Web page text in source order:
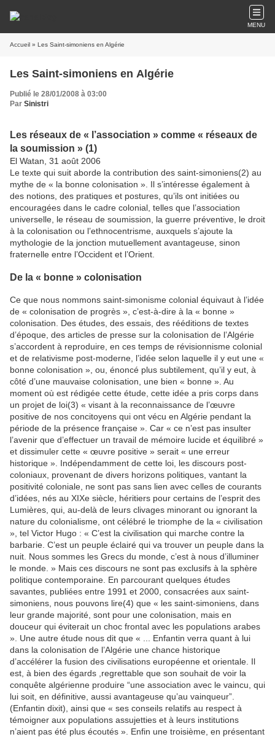
MENU
Accueil » Les Saint-simoniens en Algérie
Les Saint-simoniens en Algérie
Publié le 28/01/2008 à 03:00
Par Sinistri
Les réseaux de « l’association » comme « réseaux de
la soumission » (1)
El Watan, 31 août 2006
Le texte qui suit aborde la contribution des saint-simoniens(2) au
mythe de « la bonne colonisation ». Il s’intéresse également à
des notions, des pratiques et postures, qu’ils ont initiées ou
encouragées dans le cadre colonial, telles que l’association
universelle, le réseau de soumission, la guerre préventive, le droit
à la colonisation ou l’ethnocentrisme, auxquels s’ajoute la
mythologie de la jonction mutuellement avantageuse, sinon
fraternelle entre l’Occident et l’Orient.
De la « bonne » colonisation
Ce que nous nommons saint-simonisme colonial équivaut à l’idée
de « colonisation de progrès », c’est-à-dire à la « bonne »
colonisation. Des études, des essais, des rééditions de textes
d’époque, des articles de presse sur la colonisation de l’Algérie
s’accordent à reproduire, en ces temps de révisionnisme colonial
et de relativisme post-moderne, l’idée selon laquelle il y eut une «
bonne colonisation », ou, énoncé plus subtilement, qu’il y eut, à
côté d’une mauvaise colonisation, une bien « bonne ». Au
moment où est rédigée cette étude, cette idée a pris corps dans
un projet de loi(3) « visant à la reconnaissance de l’œuvre
positive de nos concitoyens qui ont vécu en Algérie pendant la
période de la présence française ». Car « ce n’est pas insulter
l’avenir que d’effectuer un travail de mémoire lucide et équilibré »
et dissimuler cette « œuvre positive » serait « une erreur
historique ». Indépendamment de cette loi, les discours post-
coloniaux, provenant de divers horizons politiques, vantant la
positivité coloniale, ne sont pas sans lien avec celles de courants
d’idées, nés au XIXe siècle, héritiers pour certains de l’esprit des
Lumières, qui, au-delà de leurs clivages minorant ou ignorant la
nature du colonialisme, ont célébré le triomphe de la « civilisation
», tel Victor Hugo : « C’est la civilisation qui marche contre la
barbarie. C’est un peuple éclairé qui va trouver un peuple dans la
nuit. Nous sommes les Grecs du monde, c’est à nous d’illuminer
le monde. » Mais ces discours ne sont pas exclusifs à la sphère
politique contemporaine. En parcourant quelques études
savantes, publiées entre 1991 et 2000, consacrées aux saint-
simoniens, nous pouvons lire(4) que « les saint-simoniens, dans
leur grande majorité, sont pour une colonisation, mais en
douceur qui éviterait un choc frontal avec les populations arabes
». Une autre étude nous dit que « ... Enfantin verra quant à lui
dans la colonisation de l’Algérie une chance historique
d’accélérer la fusion des civilisations européenne et orientale. Il
est, à bien des égards ,regrettable que son souhait de voir la
conquête algérienne produire “une association avec le vaincu, qui
lui soit, en définitive, aussi avantageuse qu’au vainqueur”.
(Enfantin dixit), ainsi que « ses conseils relatifs au respect à
témoigner aux populations assujetties et à leurs institutions
n’aient pas été plus écoutés ». Enfin une troisième, en présentant